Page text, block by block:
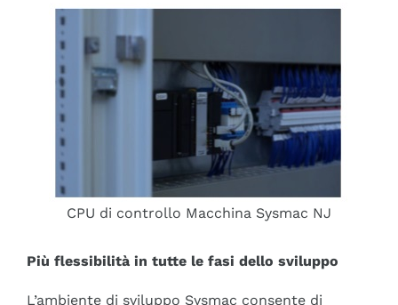
CPU di controllo Macchina Sysmac NJ
Più flessibilità in tutte le fasi dello sviluppo
L’ambiente di sviluppo Sysmac consente di